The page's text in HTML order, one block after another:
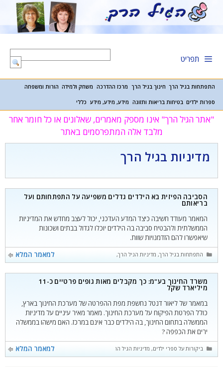
לתוכן
תפריט
התפתחות בגיל הרך חינוך בגיל הרך מרכז ההדרכה משחק ולמידה הורות ומשפחה
ספרות ילדים בטיחות בריאות ותזונה מידע, מידע, מידע כללי
"אתר הגיל הרך" אינו מספק מאמרים, שאלונים או כל חומר אחר
מלבד אלה המתפרסמים באתר
מדיניות בגיל הרך
הסביבה הפיזית בא הילדים גדלים משפיעה על התפתחותם ועל
בריאותם
המאמר מעודד חשיבה כיצד המדע העדכני, יכול לעצב מחדש את המדיניות
הממשלתית ולהבטיח סביבה בה הילדים יוכלו לגדול בבתים ושכונות
שיאפשרו להם הזדמנויות שוות.
למאמר המלא
קטגוריות
התפתחות בגיל הרך, מדיניות הגיל הרך,
משרד החינוך בע"מ: כך מקבלים מאות גופים פרטיים כ-11
מיליארד שקל
במאמר של ליאור דנטל נחשפת מפת ההפרטה של מערכת החינוך בארץ,
כולל הפרטת הפיקוח על מערכת החינוך. מאמר מאיר עיניים על מדיניות
הממשלה בתחום החינוך, בה הילדים כבר אינם במרכז. האם מישהו בממשלה
ירים את הכפפה ?
למאמר המלא
קטגוריות
ביקורות על ספרי ילדים, מדיניות הגיל הרך